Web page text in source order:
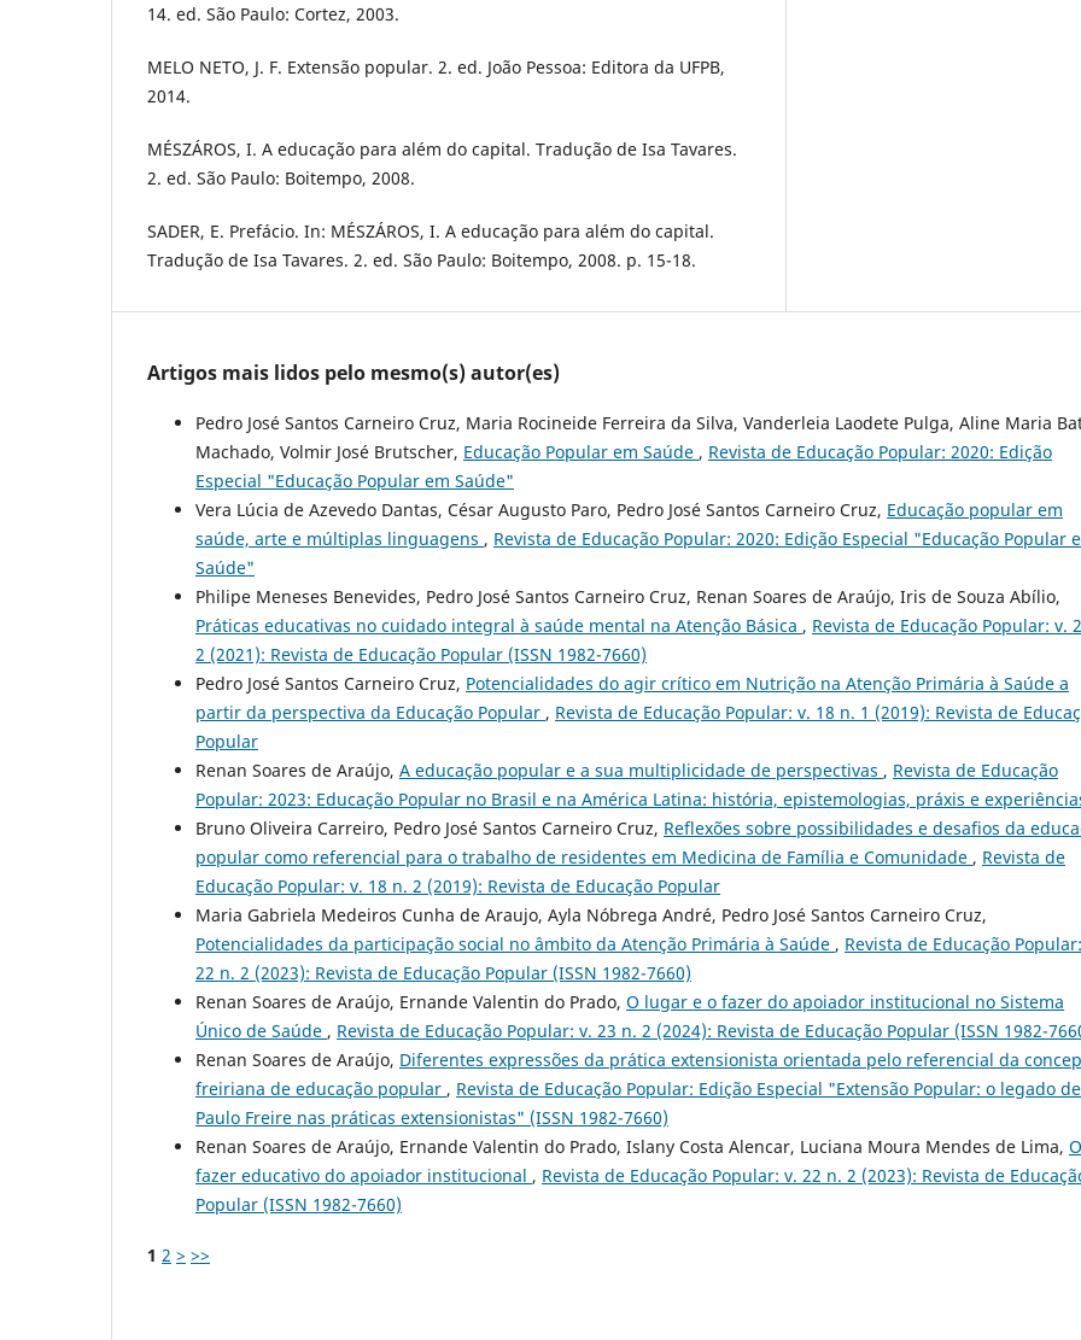
14. ed. São Paulo: Cortez, 2003.
MELO NETO, J. F. Extensão popular. 2. ed. João Pessoa: Editora da UFPB,
2014.
MÉSZÁROS, I. A educação para além do capital. Tradução de Isa Tavares.
2. ed. São Paulo: Boitempo, 2008.
SADER, E. Prefácio. In: MÉSZÁROS, I. A educação para além do capital.
Tradução de Isa Tavares. 2. ed. São Paulo: Boitempo, 2008. p. 15-18.
Artigos mais lidos pelo mesmo(s) autor(es)
Pedro José Santos Carneiro Cruz, Maria Rocineide Ferreira da Silva, Vanderleia Laodete Pulga, Aline Maria
Machado, Volmir José Brutscher, Educação Popular em Saúde , Revista de Educação Popular: 2020: Edição
Especial "Educação Popular em Saúde"
Vera Lúcia de Azevedo Dantas, César Augusto Paro, Pedro José Santos Carneiro Cruz, Educação popular em
saúde, arte e múltiplas linguagens , Revista de Educação Popular: 2020: Edição Especial "Educação Popular
Saúde"
Philipe Meneses Benevides, Pedro José Santos Carneiro Cruz, Renan Soares de Araújo, Iris de Souza Abílio,
Práticas educativas no cuidado integral à saúde mental na Atenção Básica , Revista de Educação Popular: v.
2 (2021): Revista de Educação Popular (ISSN 1982-7660)
Pedro José Santos Carneiro Cruz, Potencialidades do agir crítico em Nutrição na Atenção Primária à Saúde a
partir da perspectiva da Educação Popular , Revista de Educação Popular: v. 18 n. 1 (2019): Revista de
Popular
Renan Soares de Araújo, A educação popular e a sua multiplicidade de perspectivas , Revista de Educação
Popular: 2023: Educação Popular no Brasil e na América Latina: história, epistemologias, práxis e
Bruno Oliveira Carreiro, Pedro José Santos Carneiro Cruz, Reflexões sobre possibilidades e desafios da
popular como referencial para o trabalho de residentes em Medicina de Família e Comunidade , Revista de
Educação Popular: v. 18 n. 2 (2019): Revista de Educação Popular
Maria Gabriela Medeiros Cunha de Araujo, Ayla Nóbrega André, Pedro José Santos Carneiro Cruz,
Potencialidades da participação social no âmbito da Atenção Primária à Saúde , Revista de Educação
22 n. 2 (2023): Revista de Educação Popular (ISSN 1982-7660)
Renan Soares de Araújo, Ernande Valentin do Prado, O lugar e o fazer do apoiador institucional no Sistema
Único de Saúde , Revista de Educação Popular: v. 23 n. 2 (2024): Revista de Educação Popular (ISSN 1982-
Renan Soares de Araújo, Diferentes expressões da prática extensionista orientada pelo referencial da
freiriana de educação popular , Revista de Educação Popular: Edição Especial "Extensão Popular: o legado de
Paulo Freire nas práticas extensionistas" (ISSN 1982-7660)
Renan Soares de Araújo, Ernande Valentin do Prado, Islany Costa Alencar, Luciana Moura Mendes de Lima, O
fazer educativo do apoiador institucional , Revista de Educação Popular: v. 22 n. 2 (2023): Revista de
Popular (ISSN 1982-7660)
1 2 > >>